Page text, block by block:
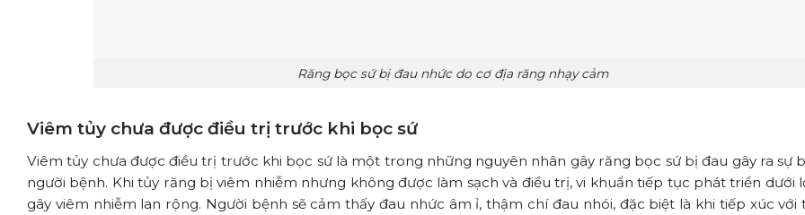
Răng bọc sứ bị đau nhức do cơ địa răng nhạy cảm
Viêm tủy chưa được điều trị trước khi bọc sứ
Viêm tủy chưa được điều trị trước khi bọc sứ là một trong những nguyên nhân gây răng bọc sứ bị đau gây ra sự
người bệnh. Khi tủy răng bị viêm nhiễm nhưng không được làm sạch và điều trị, vi khuẩn tiếp tục phát triển dưới
gây viêm nhiễm lan rộng. Người bệnh sẽ cảm thấy đau nhức âm ỉ, thậm chí đau nhói, đặc biệt là khi tiếp xúc